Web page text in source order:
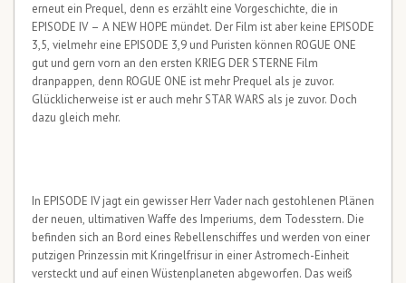
erneut ein Prequel, denn es erzählt eine Vorgeschichte, die in
EPISODE IV – A NEW HOPE mündet. Der Film ist aber keine EPISODE
3,5, vielmehr eine EPISODE 3,9 und Puristen können ROGUE ONE
gut und gern vorn an den ersten KRIEG DER STERNE Film
dranpappen, denn ROGUE ONE ist mehr Prequel als je zuvor.
Glücklicherweise ist er auch mehr STAR WARS als je zuvor. Doch
dazu gleich mehr.
In EPISODE IV jagt ein gewisser Herr Vader nach gestohlenen Plänen
der neuen, ultimativen Waffe des Imperiums, dem Todesstern. Die
befinden sich an Bord eines Rebellenschiffes und werden von einer
putzigen Prinzessin mit Kringelfrisur in einer Astromech-Einheit
versteckt und auf einen Wüstenplaneten abgeworfen. Das weiß